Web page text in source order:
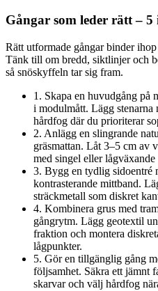
Gångar som leder rätt – 5
Rätt utformade gångar binder
Tänk till om bredd, siktlinjer och
så snöskyffeln tar sig fram.
1. Skapa en huvudgång på
i modulmått. Lägg stenarna
hårdfog där du prioriterar
2. Anlägg en slingrande
gräsmattan. Låt 3–5 cm av
med singel eller lågväxande
3. Bygg en tydlig sidoentré
kontrasterande mittband.
sträckmetall som diskret
4. Kombinera grus med
gångrytm. Lägg geotextil
fraktion och montera
lågpunkter.
5. Gör en tillgänglig gång
följsamhet. Säkra ett jämnt
skarvar och välj hårdfog